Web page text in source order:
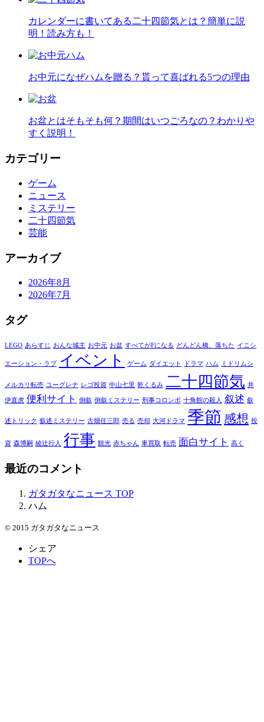
カレンダーに書いてある二十四節気とは？簡単に説
明！読み方も！
お中元になぜハムを贈る？貰って喜ばれる5つの理由
お盆とはそもそも何？期間はいつごろなの？わかりや
すく説明！
カテゴリー
ゲーム
ニュース
ミステリー
二十四節気
芸能
アーカイブ
2026年8月
2026年7月
タグ
LEGO あらすじ おんな城主 お中元 お盆 すべてがFになる どんどん橋、落ちた イニシ
エーション・ラブ イベント ゲーム ダイエット ドラマ ハム ミドリムシ
メルカリ転売 ユーグレナ レゴ投資 中山七里 乾くるみ 二十四節気 井
伊直虎 便利サイト 倒叙 倒叙ミステリー 刑事コロンボ 十角館の殺人 叙述 叙
述トリック 叙述ミステリー 古畑任三郎 売る 売却 大河ドラマ 季節 感想 投
資 森博嗣 綾辻行人 行事 観光 赤ちゃん 車買取 転売 面白サイト 高く
最近のコメント
ガタガタなニュース TOP
ハム
© 2015 ガタガタなニュース
シェア
TOPへ